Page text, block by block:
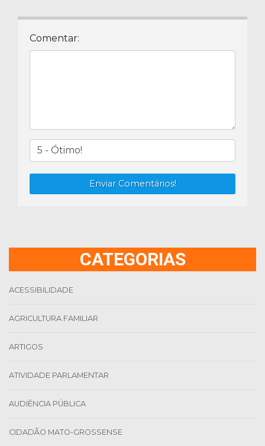
Comentar:
Enviar Comentários!
CATEGORIAS
ACESSIBILIDADE
AGRICULTURA FAMILIAR
ARTIGOS
ATIVIDADE PARLAMENTAR
AUDIÊNCIA PÚBLICA
CIDADÃO MATO-GROSSENSE